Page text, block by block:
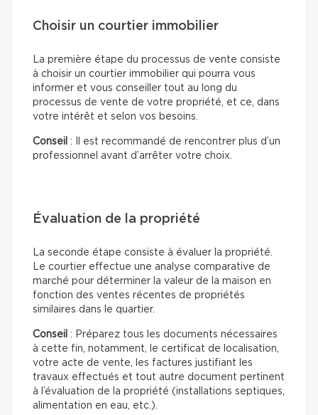
Choisir un courtier immobilier
La première étape du processus de vente consiste
à choisir un courtier immobilier qui pourra vous
informer et vous conseiller tout au long du
processus de vente de votre propriété, et ce, dans
votre intérêt et selon vos besoins.
Conseil : Il est recommandé de rencontrer plus d’un
professionnel avant d’arrêter votre choix.
Évaluation de la propriété
La seconde étape consiste à évaluer la propriété.
Le courtier effectue une analyse comparative de
marché pour déterminer la valeur de la maison en
fonction des ventes récentes de propriétés
similaires dans le quartier.
Conseil : Préparez tous les documents nécessaires
à cette fin, notamment, le certificat de localisation,
votre acte de vente, les factures justifiant les
travaux effectués et tout autre document pertinent
à l’évaluation de la propriété (installations septiques,
alimentation en eau, etc.).